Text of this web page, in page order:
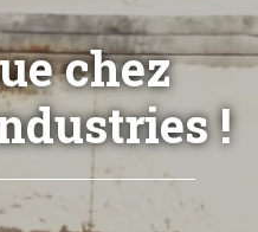
chez
!